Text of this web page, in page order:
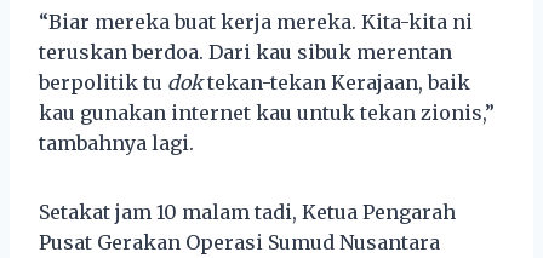
“Biar mereka buat kerja mereka. Kita-kita ni
teruskan berdoa. Dari kau sibuk merentan
berpolitik tu doktekan-tekan Kerajaan, baik
kau gunakan internet kau untuk tekan zionis,”
tambahnya lagi.
Setakat jam 10 malam tadi, Ketua Pengarah
Pusat Gerakan Operasi Sumud Nusantara